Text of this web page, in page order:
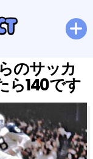
のサッカ
ら140です